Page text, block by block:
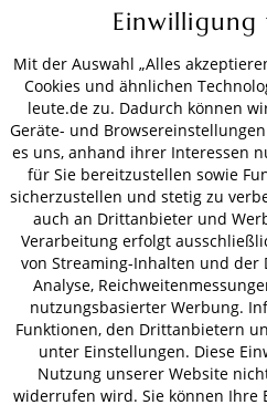
AGB Datenschutz
© 2026
* Alle Preise inkl. gesetzl.
Einwilligung
Mit der Auswahl „Alles
Cookies und ähnlichen
leute.de zu. Dadurch können
Geräte- und
es uns, anhand ihrer Interessen
für Sie bereitzustellen sowie
sicherzustellen und stetig zu
auch an Drittanbieter und
Verarbeitung erfolgt
von Streaming-Inhalten und
Analyse,
nutzungsbasierter Werbung.
Funktionen, den Drittanbietern
unter Einstellungen. Diese
Nutzung unserer Website
widerrufen wird. Sie können